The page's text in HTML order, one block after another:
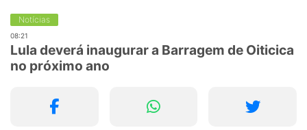
Notícias
08:21
Lula deverá inaugurar a Barragem de Oiticica
no próximo ano